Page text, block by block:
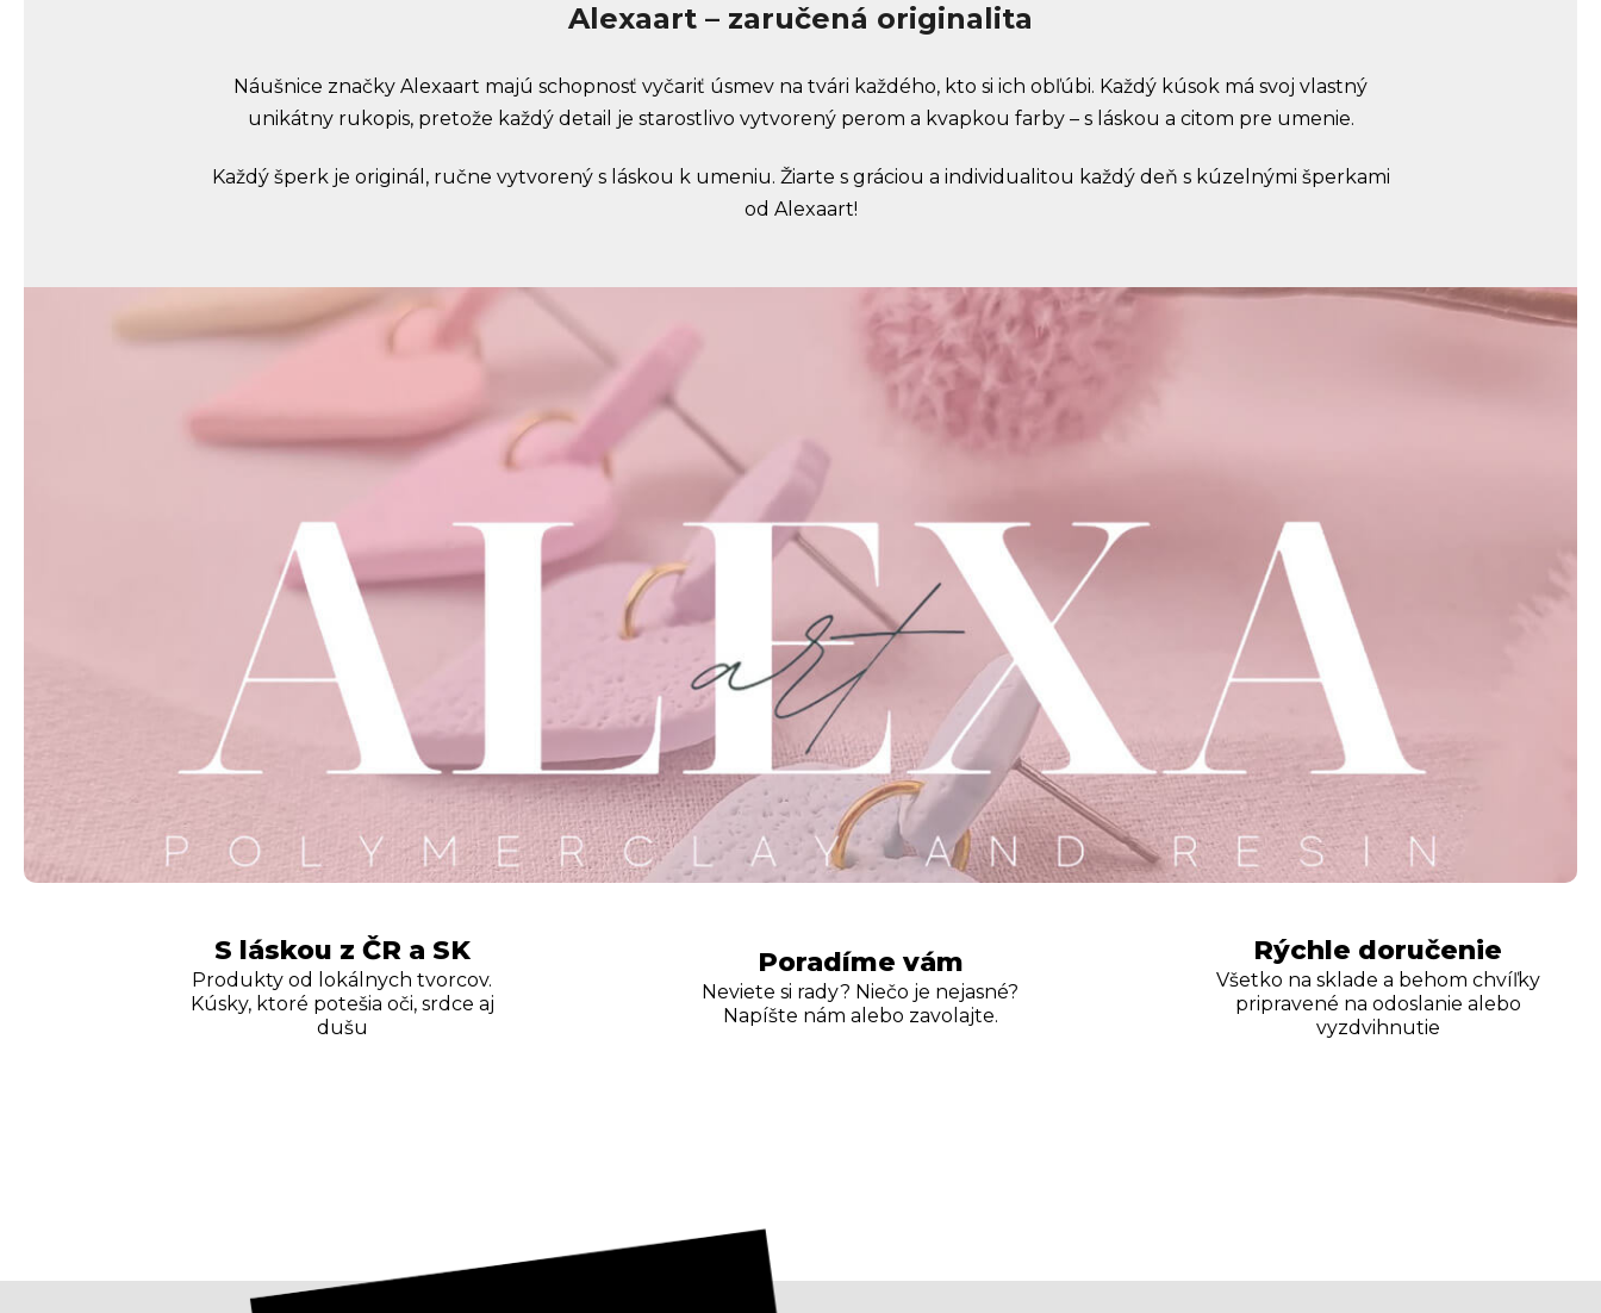
Alexaart – zaručená originalita
Náušnice značky Alexaart majú schopnosť vyčariť úsmev na tvári každého, kto si ich obľúbi. Každý kúsok má svoj vlastný
unikátny rukopis, pretože každý detail je starostlivo vytvorený perom a kvapkou farby – s láskou a citom pre umenie.
Každý šperk je originál, ručne vytvorený s láskou k umeniu. Žiarte s gráciou a individualitou každý deň s kúzelnými šperkami
od Alexaart!
S láskou z ČR a SK
Produkty od lokálnych tvorcov.
Kúsky, ktoré potešia oči, srdce aj
dušu
Poradíme vám
Neviete si rady? Niečo je nejasné?
Napíšte nám alebo zavolajte.
Rýchle doručenie
Všetko na sklade a behom chvíľky
pripravené na odoslanie alebo
vyzdvihnutie